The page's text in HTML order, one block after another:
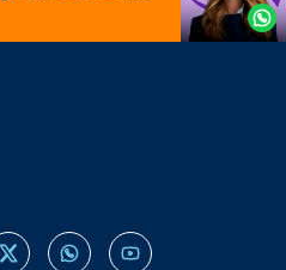
Whatsapp